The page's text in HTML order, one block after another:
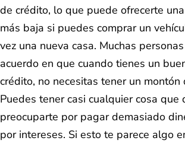
de crédito, lo que puede ofrecerte
más baja si puedes comprar un
vez una nueva casa. Muchas
acuerdo en que cuando tienes un
crédito, no necesitas tener un montón
Puedes tener casi cualquier cosa que
preocuparte por pagar demasiado
por intereses. Si esto te parece algo